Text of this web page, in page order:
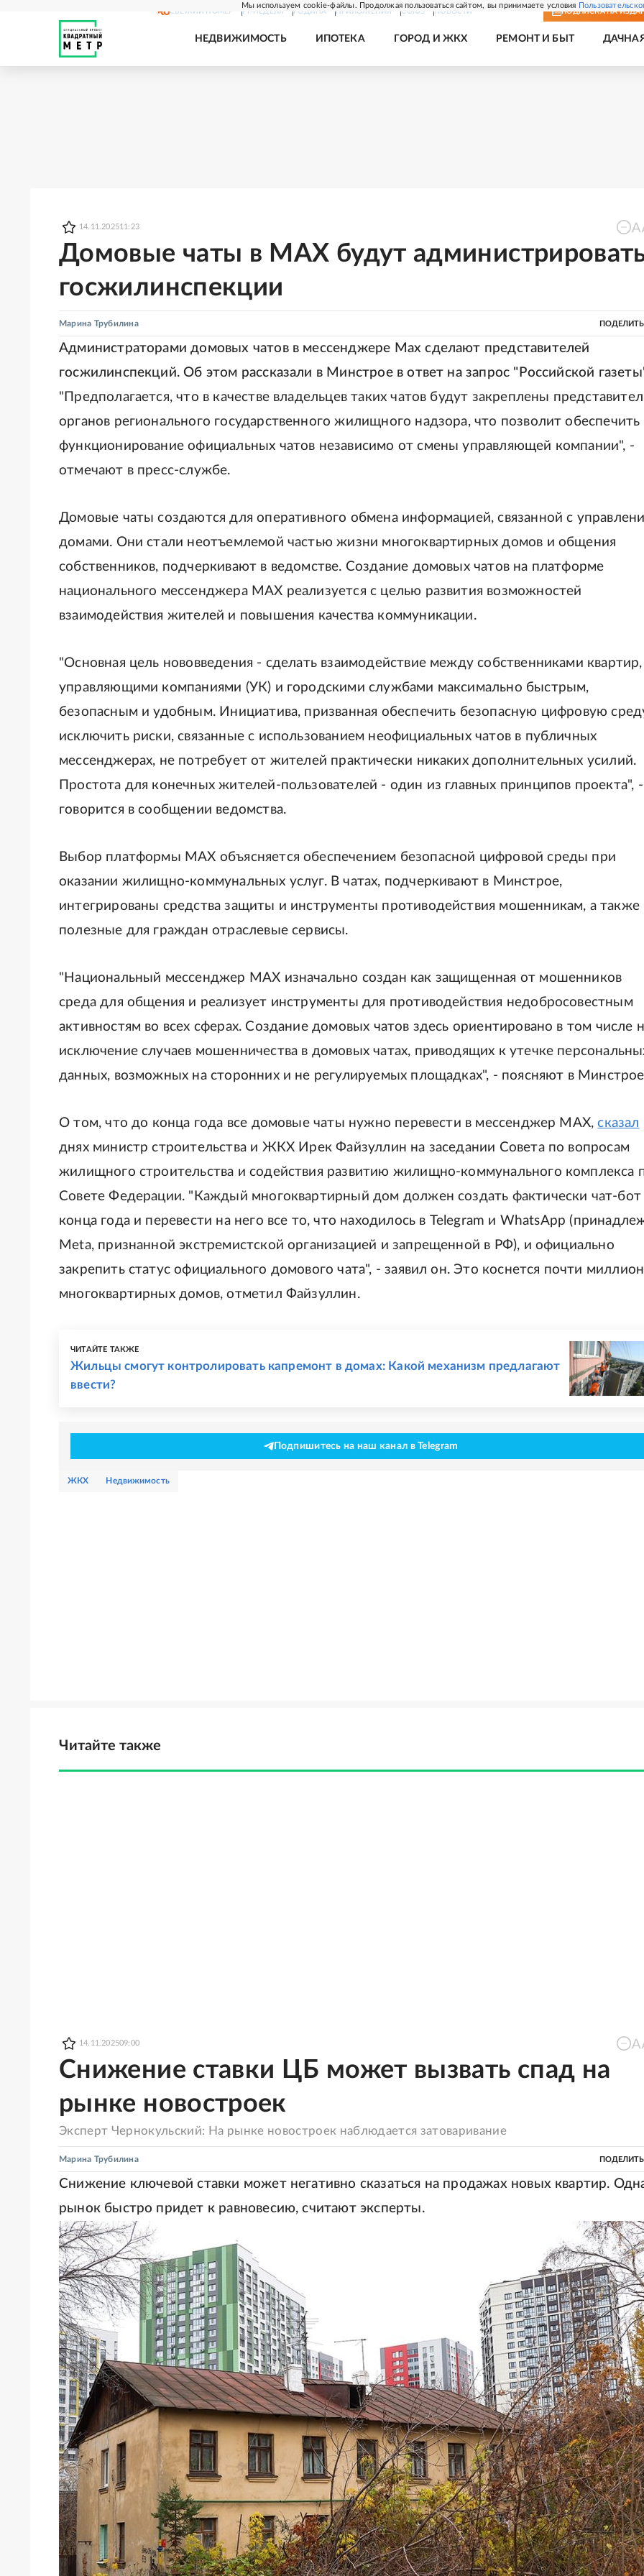
Мы используем cookie-файлы. Продолжая пользоваться сайтом, вы принимаете условия
СВЕЖИЙ НОМЕР РГ-НЕДЕЛЯ РОДИНА ПРИЛОЖЕНИЯ СОЮЗ НОВОСТИ ПОДПИСКА НА
НЕДВИЖИМОСТЬ ИПОТЕКА ГОРОД И ЖКХ РЕМОНТ И БЫТ
14.11.202511:23
Домовые чаты в MAX будут
госжилинспекции
Марина Трубилина
Администраторами домовых чатов в мессенджере Max сделают представителей
госжилинспекций. Об этом рассказали в Минстрое в ответ на запрос "Российской
"Предполагается, что в качестве владельцев таких чатов будут закреплены
органов регионального государственного жилищного надзора, что позволит обеспечить
функционирование официальных чатов независимо от смены управляющей компании", -
отмечают в пресс-службе.
Домовые чаты создаются для оперативного обмена информацией, связанной с
домами. Они стали неотъемлемой частью жизни многоквартирных домов и общения
собственников, подчеркивают в ведомстве. Создание домовых чатов на платформе
национального мессенджера MAX реализуется с целью развития возможностей
взаимодействия жителей и повышения качества коммуникации.
"Основная цель нововведения - сделать взаимодействие между собственниками квартир,
управляющими компаниями (УК) и городскими службами максимально быстрым,
безопасным и удобным. Инициатива, призванная обеспечить безопасную цифровую
исключить риски, связанные с использованием неофициальных чатов в публичных
мессенджерах, не потребует от жителей практически никаких дополнительных усилий.
Простота для конечных жителей-пользователей - один из главных принципов проекта", -
говорится в сообщении ведомства.
Выбор платформы MAX объясняется обеспечением безопасной цифровой среды при
оказании жилищно-коммунальных услуг. В чатах, подчеркивают в Минстрое,
интегрированы средства защиты и инструменты противодействия мошенникам, а также
полезные для граждан отраслевые сервисы.
"Национальный мессенджер МАХ изначально создан как защищенная от мошенников
среда для общения и реализует инструменты для противодействия недобросовестным
активностям во всех сферах. Создание домовых чатов здесь ориентировано в том числе
исключение случаев мошенничества в домовых чатах, приводящих к утечке
данных, возможных на сторонних и не регулируемых площадках", - поясняют в
О том, что до конца года все домовые чаты нужно перевести в мессенджер МАХ,сказал
днях министр строительства и ЖКХ Ирек Файзуллин на заседании Совета по вопросам
жилищного строительства и содействия развитию жилищно-коммунального комплекса
Совете Федерации. "Каждый многоквартирный дом должен создать фактически чат-
конца года и перевести на него все то, что находилось в Telegram и WhatsApp
Metа, признанной экстремистской организацией и запрещенной в РФ), и официально
закрепить статус официального домового чата", - заявил он. Это коснется почти
многоквартирных домов, отметил Файзуллин.
ЧИТАЙТЕ ТАКЖЕ
Жильцы смогут контролировать капремонт в домах: Какой механизм предлагают
ввести?
Подпишитесь на наш канал в Telegram
ЖКХ недвижимость
Читайте также
14.11.202509:00
Снижение ставки ЦБ может вызвать спад на
рынке новостроек
Эксперт Чернокульский: На рынке новостроек наблюдается затоваривание
Марина Трубилина
Снижение ключевой ставки может негативно сказаться на продажах новых квартир.
рынок быстро придет к равновесию, считают эксперты.